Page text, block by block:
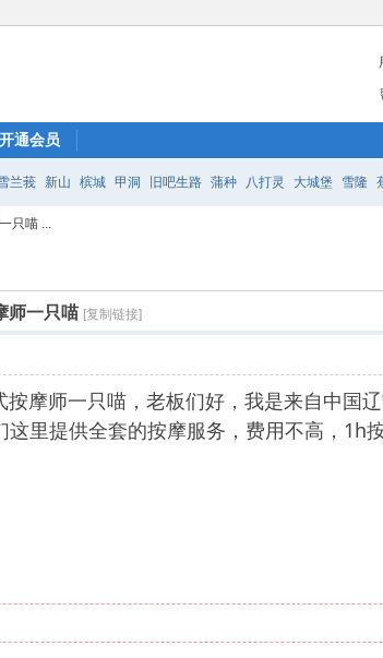
开通会员
兰莪 新山 槟城 甲洞 旧吧生路 蒲种 八打灵 大城堡 雪隆
只喵 ...
师一只喵 [复制链接]
按摩师一只喵，老板们好，我是来自中国
里提供全套的按摩服务，费用不高，1h